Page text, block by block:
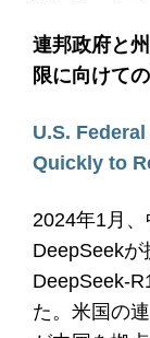
連邦政府と
限に向けて
U.S.
Quickly to
2024年1月
DeepSeek
DeepSeek-
た。米国の